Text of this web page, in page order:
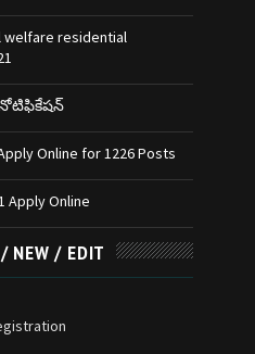
welfare residential
నోటిఫికేషన్‌
Online for 1226 Posts
Apply Online
NEW / EDIT